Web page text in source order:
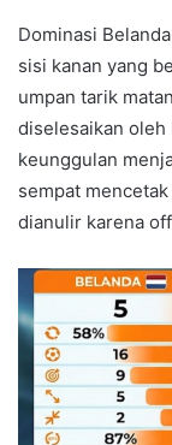
Dominasi
sisi kanan yang
umpan tarik
diselesaikan oleh
keunggulan
sempat
dianulir karena